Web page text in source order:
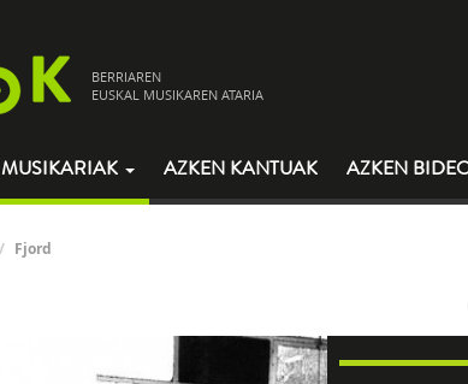
BERRIAREN
EUSKAL MUSIKAREN ATARIA
MUSIKARIAK AZKEN KANTUAK AZKEN
Fjord